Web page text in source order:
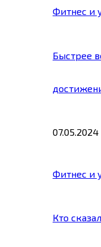
Фитнес и
Быстрее
07.05.2024
Фитнес и
Кто